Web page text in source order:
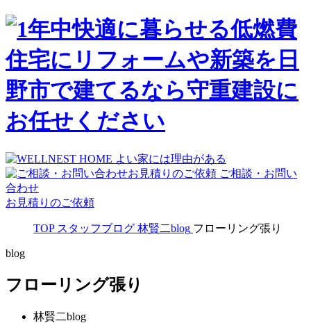
ご相談・お問い
合わせ
お見積りのご依頼
TOP スタッフブログ 林賢二blog フローリング張り
blog
フローリング張り
林賢二blog